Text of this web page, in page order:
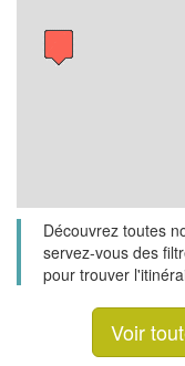
Découvrez toutes
servez-vous des
pour trouver
Voir